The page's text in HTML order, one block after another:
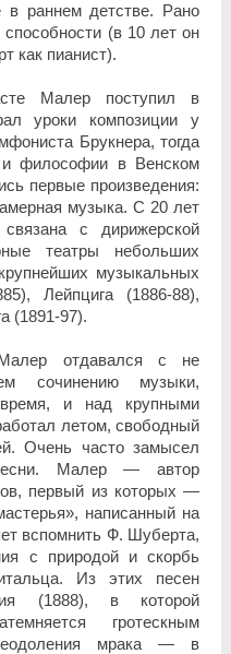
раннем детстве. Рано
(в 10 лет он
как пианист).
Малер поступил в
уроки композиции у
Брукнера, тогда
философии в Венском
первые произведения:
музыка. С 20 лет
с дирижерской
театры небольших
музыкальных
Лейпцига (1886-88),
(1891-97).
Малер отдавался с не
сочинению музыки,
и над крупными
летом, свободный
Очень часто замысел
Малер — автор
первый из которых —
написанный на
вспомнить Ф. Шуберта,
с природой и скорбь
Из этих песен
(1888), в которой
гротескным
мрака — в